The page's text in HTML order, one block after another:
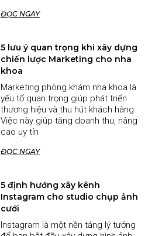
ĐỌC NGAY
5 lưu ý quan trọng khi xây dựng
chiến lược Marketing cho nha
khoa
Marketing phòng khám nha khoa là
yếu tố quan trọng giúp phát triển
thương hiệu và thu hút khách hàng.
Việc này giúp tăng doanh thu, nâng
cao uy tín
ĐỌC NGAY
5 định hướng xây kênh
Instagram cho studio chụp ảnh
cưới
Instagram là một nền tảng lý tưởng